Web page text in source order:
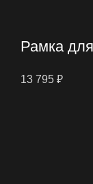
Рамка
13 795 ₽